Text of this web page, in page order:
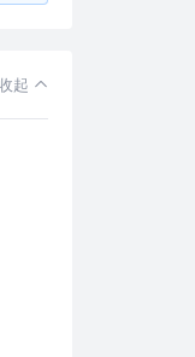
起